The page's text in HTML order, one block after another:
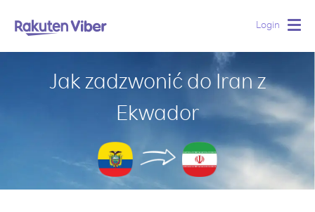
Login
Jak zadzwonić do Iran z
Ekwador